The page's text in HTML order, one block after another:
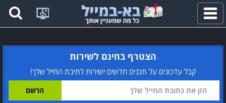
פתח
תפריט
הצטרף בחינם לשירות
קבל עדכונים על תכנים חדשים ישירות לתיבת המייל שלך!